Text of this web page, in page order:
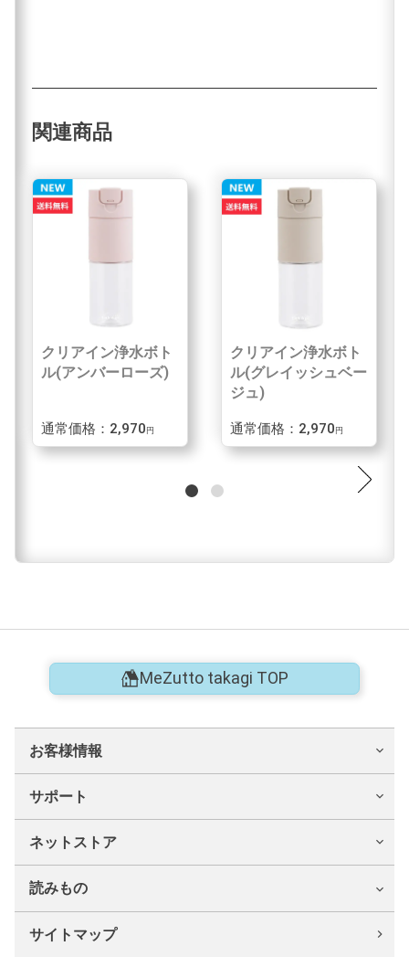
関連商品
クリアイン浄水ボト
ル(アンバーローズ)
通常価格：2,970円
クリアイン浄水ボト
ル(グレイッシュベー
ジュ)
通常価格：2,970円
MeZutto takagi TOP
お客様情報
サポート
ネットストア
読みもの
サイトマップ